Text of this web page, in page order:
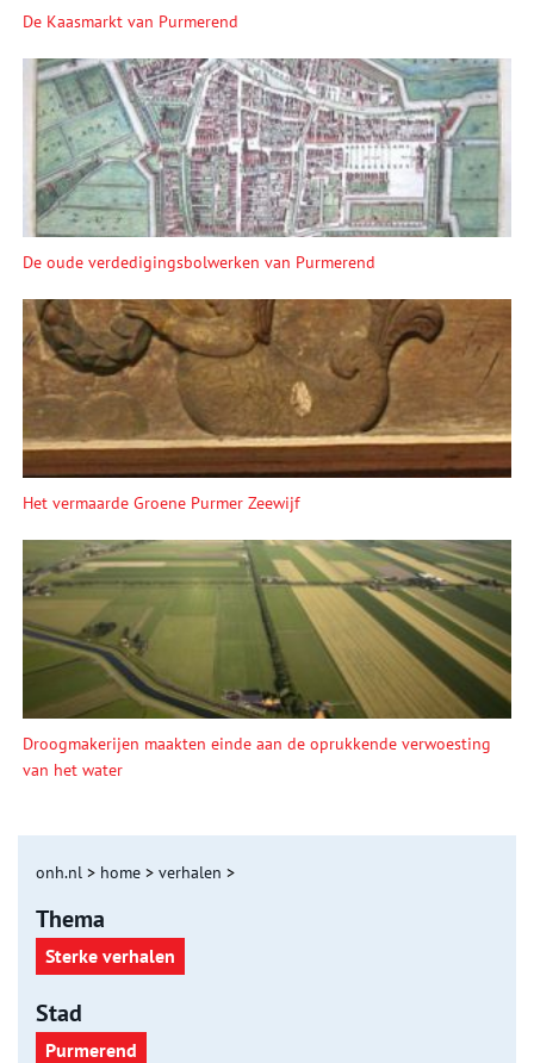
De Kaasmarkt van Purmerend
De oude verdedigingsbolwerken van Purmerend
Het vermaarde Groene Purmer Zeewijf
Droogmakerijen maakten einde aan de oprukkende verwoesting
van het water
onh.nl > home > verhalen >
Thema
Sterke verhalen
Stad
Purmerend